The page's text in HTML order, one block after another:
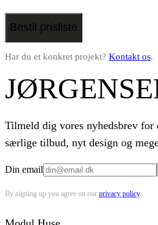
Bestil prisliste
Har du et konkret projekt? Kontakt os.
Tilmeld dig vores nyhedsbrev for
særlige tilbud, nyt design og
Din email
By signing up you agree on our privacy policy.